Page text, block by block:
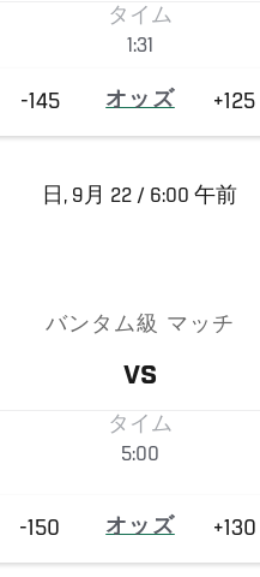
タイム
1:31
-145 オッズ +125
日, 9月 22 / 6:00 午前
バンタム級 マッチ
VS
タイム
5:00
-150 オッズ +130